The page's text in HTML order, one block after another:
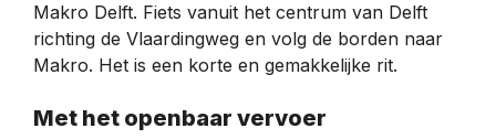
Makro Delft. Fiets vanuit het centrum van Delft
richting de Vlaardingweg en volg de borden naar
Makro. Het is een korte en gemakkelijke rit.
Met het openbaar vervoer